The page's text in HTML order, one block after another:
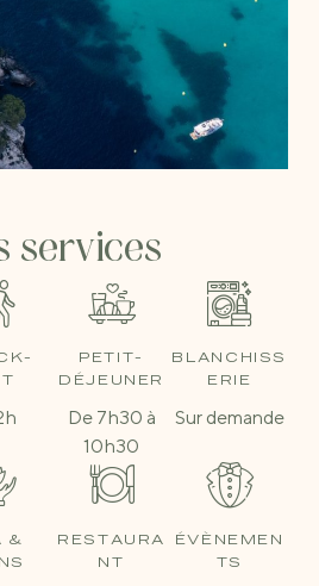
services
PETIT-
DÉJEUNER
De 7h30 à
10h30
BLANCHISS
ERIE
Sur demande
&
RESTAURA
NT
ÉVÈNEMEN
TS